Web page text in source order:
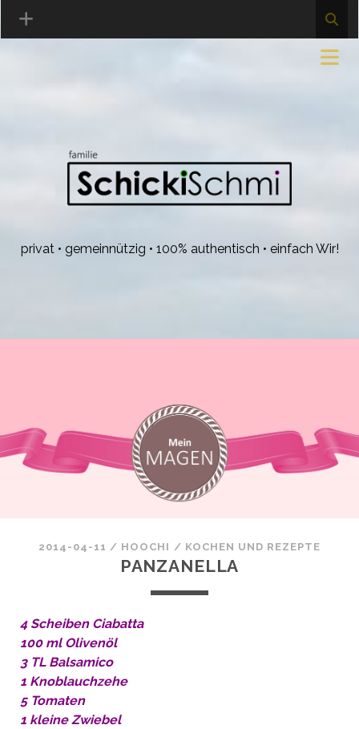
privat • gemeinnützig • 100% authentisch • einfach Wir!
2014-04-11 / HOOCHI / KOCHEN UND REZEPTE
PANZANELLA
4 Scheiben Ciabatta
100 ml Olivenöl
3 TL Balsamico
1 Knoblauchzehe
5 Tomaten
1 kleine Zwiebel